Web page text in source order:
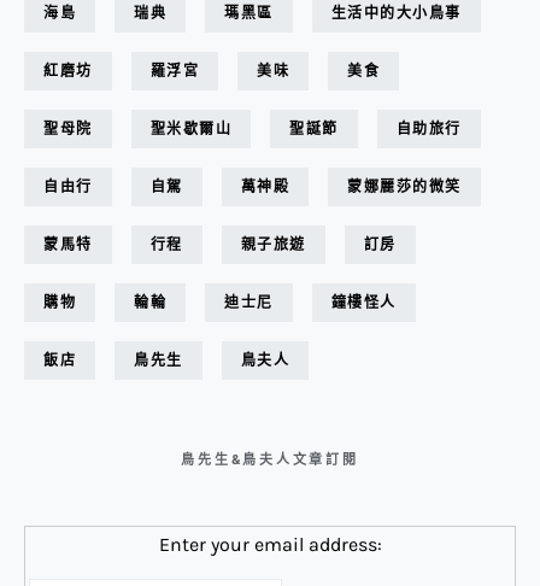
海島 瑞典 瑪黑區 生活中的大小鳥事
紅磨坊 羅浮宮 美味 美食
聖母院 聖米歇爾山 聖誕節 自助旅行
自由行 自駕 萬神殿 蒙娜麗莎的微笑
蒙馬特 行程 親子旅遊 訂房
購物 輪輪 迪士尼 鐘樓怪人
飯店 鳥先生 鳥夫人
鳥先生&鳥夫人文章訂閱
Enter your email address: